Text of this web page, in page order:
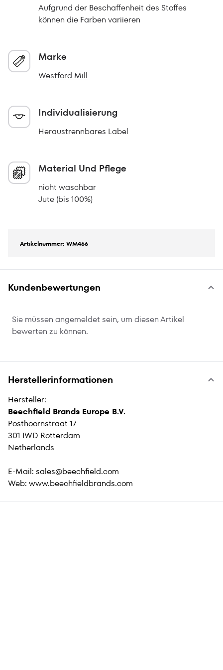
Aufgrund der Beschaffenheit des Stoffes
können die Farben variieren
Marke
Westford Mill
Individualisierung
Heraustrennbares Label
Material Und Pflege
nicht waschbar
Jute (bis 100%)
Artikelnummer: WM466
Kundenbewertungen
Sie müssen angemeldet sein, um diesen Artikel
bewerten zu können.
Herstellerinformationen
Hersteller:
Beechfield Brands Europe B.V.
Posthoornstraat 17
301 IWD Rotterdam
Netherlands
E-Mail: sales@beechfield.com
Web: www.beechfieldbrands.com